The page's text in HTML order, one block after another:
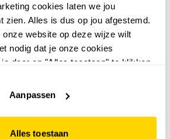
cookies laten we jou
zien. Alles is dus op jou afgestemd.
onze website op deze wijze wilt
nodig dat je onze cookies
door op "Alles toestaan" te klikken.
functioneert.
Aanpassen
Alles toestaan